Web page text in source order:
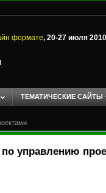
формате, 20-27 июля
ТЕМАТИЧЕСКИЕ САЙТЫ
управлению